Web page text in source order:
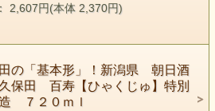
2,607円(本体 2,370円)
の「基本形」！新潟県 朝日酒
保田 百寿【ひゃくじゅ】特別
７２０ｍｌ